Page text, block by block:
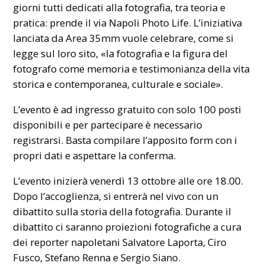
giorni tutti dedicati allafotografia, tra teoria e
pratica: prende il via Napoli Photo Life. L’iniziativa
lanciata da Area 35mm vuole celebrare, come si
legge sul loro sito, «la fotografia e la figura del
fotografo come memoria e testimonianza della vita
storica e contemporanea, culturale e sociale».
L’evento è ad ingresso gratuito con solo 100 posti
disponibili e per partecipare è necessario
registrarsi. Basta compilare l’apposito form con i
propri dati e aspettare la conferma.
L’evento inizierà venerdì 13 ottobre alle ore 18.00.
Dopo l’accoglienza, si entrerà nel vivo con un
dibattito sulla storia della fotografia. Durante il
dibattito ci saranno proiezioni fotografiche a cura
dei reporter napoletani Salvatore Laporta, Ciro
Fusco, Stefano Renna e Sergio Siano.